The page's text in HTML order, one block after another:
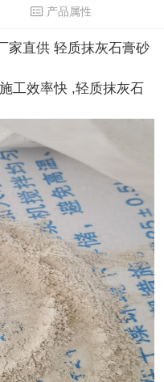
产品属性
家直供 轻质抹灰石膏砂
工效率快 ,轻质抹灰石